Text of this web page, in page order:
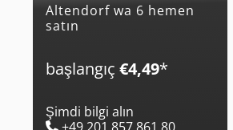
altendorf wa 6 hemen
satın
başlangıç €4,49*
Şimdi bilgi alın